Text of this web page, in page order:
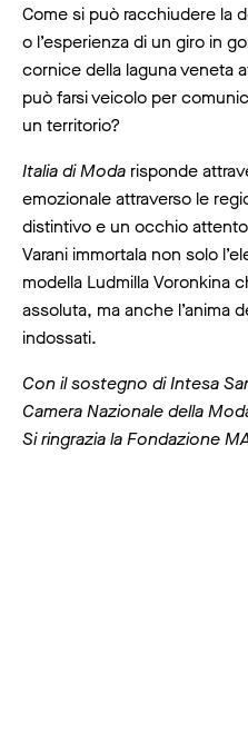
Come si può racchiudere la
o l’esperienza di un giro in
cornice della laguna veneta
può farsi veicolo per
un territorio?
Italia di Moda risponde
emozionale attraverso le
distintivo e un occhio
Varani immortala non solo
modella Ludmilla Voronkina
assoluta, ma anche l’anima
indossati.
Con il sostegno di Intesa
Camera Nazionale della
Si ringrazia la Fondazione